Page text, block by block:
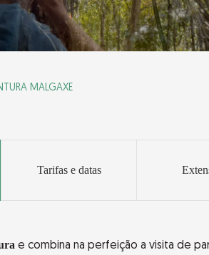
MALGAXE
Tarifas e datas
e combina na perfeição a visita de